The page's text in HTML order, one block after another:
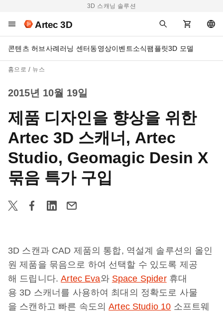
3D 스캐닝 솔루션
Artec 3D
콘텐츠 허브사례러닝 센터동영상이벤트소식팸플릿3D 모델
홈으로 뉴스
2015년 10월 19일
제품 디자인을 향상을 위한
Artec 3D 스캐너, Artec
Studio, Geomagic Desin X
묶음 특가 구입
3D 스캔과 CAD 제품의 통합, 역설계 솔루션의 올인
원 제품을 묶음으로 하여 선택할 수 있도록 제공
해 드립니다.Artec Eva와 Space Spider휴대
용 3D 스캐너를 사용하여 최대의 정확도로 사물
을 스캔하고 빠른 속도의Artec Studio 10 소프트웨